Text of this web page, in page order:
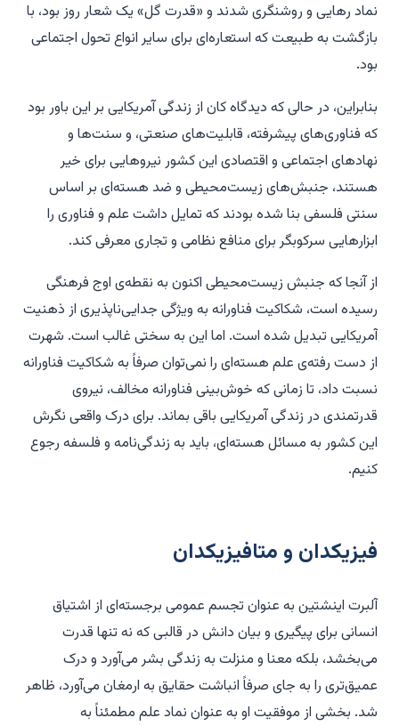
نماد رهایی و روشنگری شدند و «قدرت گل» یک شعار روز بود، با
بازگشت به طبیعت که استعاره‌ای برای سایر انواع تحول اجتماعی
بود.
بنابراین، در حالی که دیدگاه کان از زندگی آمریکایی بر این باور بود
که فناوری‌های پیشرفته، قابلیت‌های صنعتی، و سنت‌ها و
نهادهای اجتماعی و اقتصادی این کشور نیروهایی برای خیر
هستند، جنبش‌های زیست‌محیطی و ضد هسته‌ای بر اساس
سنتی فلسفی بنا شده بودند که تمایل داشت علم و فناوری را
ابزارهایی سرکوبگر برای منافع نظامی و تجاری معرفی کند.
از آنجا که جنبش زیست‌محیطی اکنون به نقطه‌ی اوج فرهنگی
رسیده است، شکاکیت فناورانه به ویژگی جدایی‌ناپذیری از ذهنیت
آمریکایی تبدیل شده است. اما این به سختی غالب است. شهرت
از دست رفته‌ی علم هسته‌ای را نمی‌توان صرفاً به شکاکیت فناورانه
نسبت داد، تا زمانی که خوش‌بینی فناورانه مخالف، نیروی
قدرتمندی در زندگی آمریکایی باقی بماند. برای درک واقعی نگرش
این کشور به مسائل هسته‌ای، باید به زندگی‌نامه و فلسفه رجوع
کنیم.
فیزیکدان و متافیزیکدان
آلبرت اینشتین به عنوان تجسم عمومی برجسته‌ای از اشتیاق
انسانی برای پیگیری و بیان دانش در قالبی که نه تنها قدرت
می‌بخشد، بلکه معنا و منزلت به زندگی بشر می‌آورد و درک
عمیق‌تری را به جای صرفاً انباشت حقایق به ارمغان می‌آورد، ظاهر
شد. بخشی از موفقیت او به عنوان نماد علم مطمئناً به